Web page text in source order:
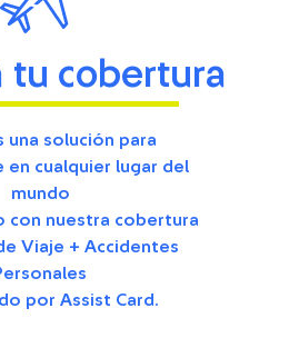
tu cobertura
una solución para
en cualquier lugar del
mundo
con nuestra cobertura
Viaje + Accidentes
por Assist Card.